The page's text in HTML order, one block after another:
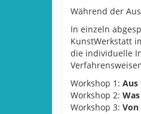
Während der
In einzeln
KunstWerkstatt
die individuelle
Workshop 1: Aus
Workshop 2:
Workshop 3: